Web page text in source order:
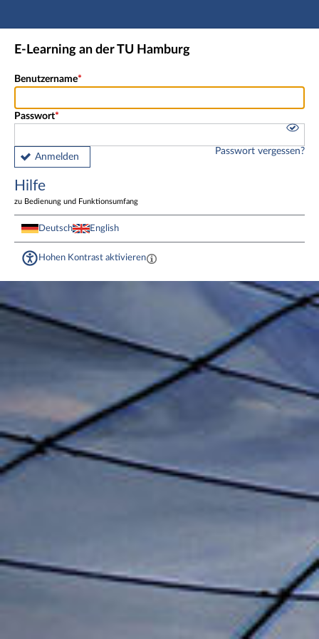
Hauptnavigation
Fußzeile
E-Learning an der TU Hamburg
Benutzername
Passwort
Anmelden
Passwort vergessen?
Hilfe
zu Bedienung und Funktionsumfang
Deutsch English
Hohen Kontrast aktivieren